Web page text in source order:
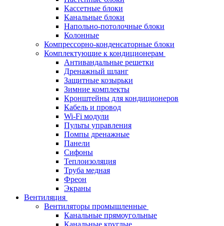
Кассетные блоки
Канальные блоки
Напольно-потолочные блоки
Колонные
Компрессорно-конденсаторные блоки
Комплектующие к кондиционерам
Антивандальные решетки
Дренажный шланг
Защитные козырьки
Зимние комплекты
Кронштейны для кондиционеров
Кабель и провод
Wi-Fi модули
Пульты управления
Помпы дренажные
Панели
Сифоны
Теплоизоляция
Труба медная
Фреон
Экраны
Вентиляция
Вентиляторы промышленные
Канальные прямоугольные
Канальные круглые